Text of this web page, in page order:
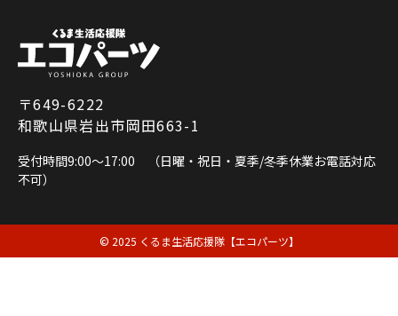
〒649-6222
和歌山県岩出市岡田663-1
受付時間9:00～17:00 （日曜・祝日・夏季/冬季休業お電話対応
不可）
© 2025 くるま生活応援隊【エコパーツ】